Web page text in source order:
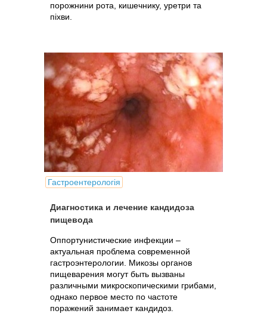
порожнини рота, кишечнику, уретри та
піхви.
Гастроентерологія
Диагностика и лечение кандидоза
пищевода
Оппортунистические инфекции –
актуальная проблема современной
гастроэнтерологии. Микозы органов
пищеварения могут быть вызваны
различными микроскопическими грибами,
однако первое место по частоте
поражений занимает кандидоз.